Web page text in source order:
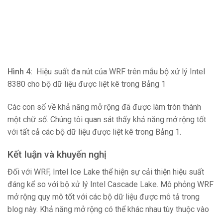
Hình 4:
Hiệu suất đa nút của WRF trên mẫu bộ xử lý Intel
8380 cho bộ dữ liệu được liệt kê trong Bảng 1
Các con số về khả năng mở rộng đã được làm tròn thành
một chữ số. Chúng tôi quan sát thấy khả năng mở rộng tốt
với tất cả các bộ dữ liệu được liệt kê trong Bảng 1.
Kết luận và khuyến nghị
Đối với WRF, Intel Ice Lake thể hiện sự cải thiện hiệu suất
đáng kể so với bộ xử lý Intel Cascade Lake. Mô phỏng WRF
mở rộng quy mô tốt với các bộ dữ liệu được mô tả trong
blog này. Khả năng mở rộng có thể khác nhau tùy thuộc vào